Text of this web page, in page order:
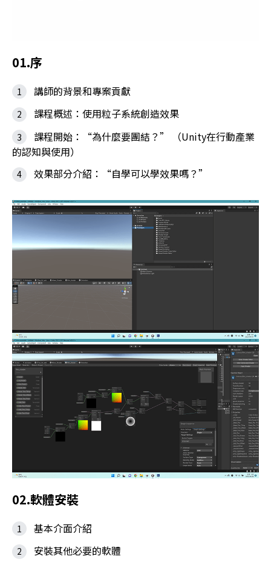
01.序
講師的背景和專案貢獻
課程概述：使用粒子系統創造效果
課程開始：“為什麼要團結？” （Unity在行動產業
的認知與使用）
效果部分介紹：“自學可以學效果嗎？”
02.軟體安裝
基本介面介紹
安裝其他必要的軟體